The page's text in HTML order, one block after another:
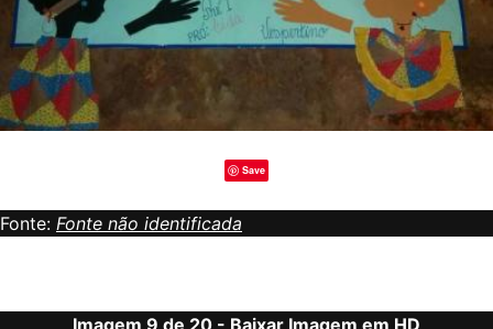
Save
Fonte: Fonte não identificada
Imagem 9 de 20 - Baixar Imagem em HD